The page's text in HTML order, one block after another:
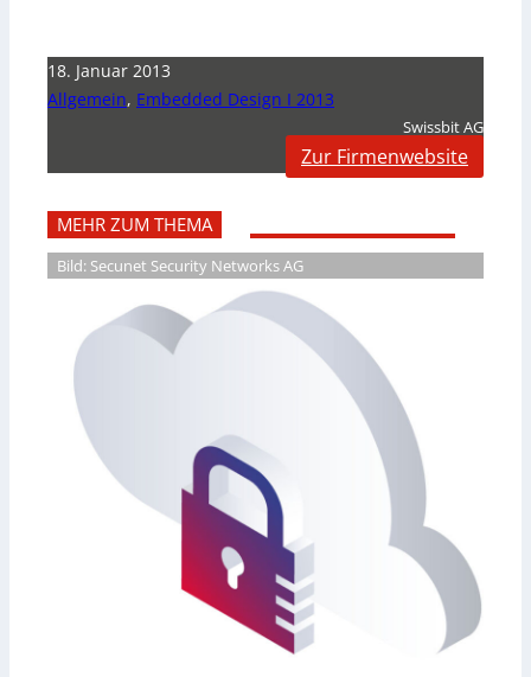
18. Januar 2013
Allgemein, Embedded Design I 2013
Swissbit AG
Zur Firmenwebsite
MEHR ZUM THEMA
Bild: Secunet Security Networks AG